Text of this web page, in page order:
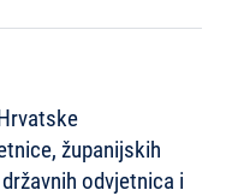
županijskih
odvjetnica i